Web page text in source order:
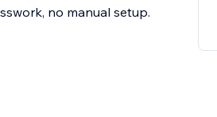
no manual setup.